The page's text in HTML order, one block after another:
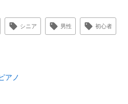
シニア 男性 初心者
アノ